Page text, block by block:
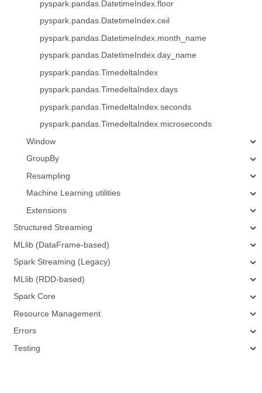
pyspark.pandas.DatetimeIndex.floor
pyspark.pandas.DatetimeIndex.ceil
pyspark.pandas.DatetimeIndex.month_name
pyspark.pandas.DatetimeIndex.day_name
pyspark.pandas.TimedeltaIndex
pyspark.pandas.TimedeltaIndex.days
pyspark.pandas.TimedeltaIndex.seconds
pyspark.pandas.TimedeltaIndex.microseconds
Window
GroupBy
Resampling
Machine Learning utilities
Extensions
Structured Streaming
MLlib (DataFrame-based)
Spark Streaming (Legacy)
MLlib (RDD-based)
Spark Core
Resource Management
Errors
Testing